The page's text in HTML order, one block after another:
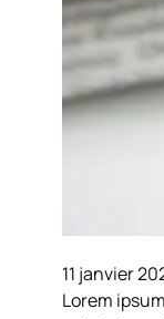
11 janvier
Lorem